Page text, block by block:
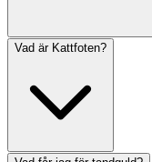
Vad är Kattfoten?